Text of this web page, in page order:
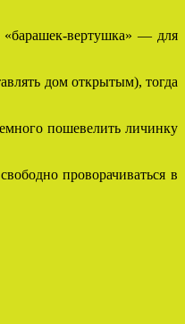
вертушка» — для
дом открытым), тогда
пошевелить личинку
проворачиваться в